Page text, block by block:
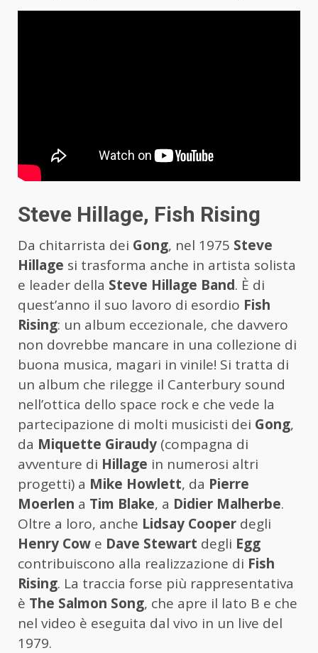
Steve Hillage, Fish Rising
Da chitarrista dei Gong, nel 1975 Steve
Hillage si trasforma anche in artista solista
e leader della Steve Hillage Band. È di
quest’anno il suo lavoro di esordio Fish
Rising: un album eccezionale, che davvero
non dovrebbe mancare in una collezione di
buona musica, magari in vinile! Si tratta di
un album che rilegge il Canterbury sound
nell’ottica dello space rock e che vede la
partecipazione di molti musicisti dei Gong,
da Miquette Giraudy (compagna di
avventure di Hillage in numerosi altri
progetti) a Mike Howlett, da Pierre
Moerlen a Tim Blake, a Didier Malherbe.
Oltre a loro, anche Lidsay Cooper degli
Henry Cow e Dave Stewart degli Egg
contribuiscono alla realizzazione di Fish
Rising. La traccia forse più rappresentativa
è The Salmon Song, che apre il lato B e che
nel video è eseguita dal vivo in un live del
1979.